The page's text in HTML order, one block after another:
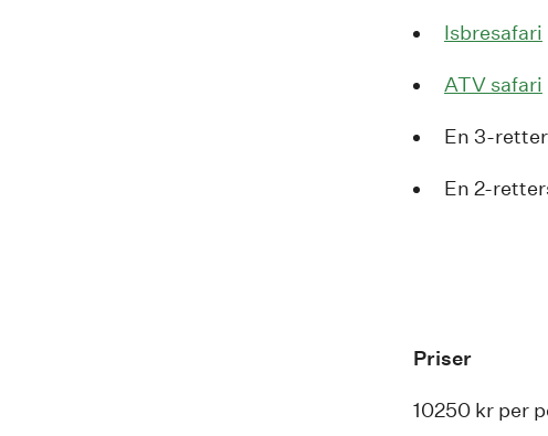
Isbresafari
ATV safari
En 3-
En 2-
Priser
10250 kr per